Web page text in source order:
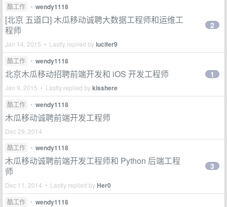
酷工作 • wendy1118
[北京 五道口] 木瓜移动诚聘大数据工程师和运维工
程师
Jan 14, 2015 • Lastly replied bylucifer9
2
酷工作 • wendy1118
北京木瓜移动招聘前端开发和 iOS 开发工程师
Jan 9, 2015 • Lastly replied bykisshere
1
酷工作 • wendy1118
木瓜移动诚聘前端开发工程师
Dec 29, 2014
酷工作
• wendy1118
木瓜移动诚聘前端开发工程师和 Python 后端工程
师
Dec 11, 2014 • Lastly replied byHer0
3
酷工作 • wendy1118